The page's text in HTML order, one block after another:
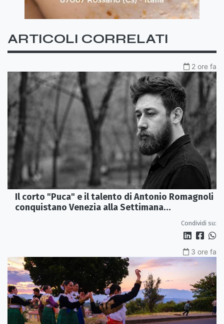
ARTICOLI CORRELATI
2 ore fa
Il corto "Puca" e il talento di Antonio Romagnoli
conquistano Venezia alla Settimana
Condividi su:
3 ore fa